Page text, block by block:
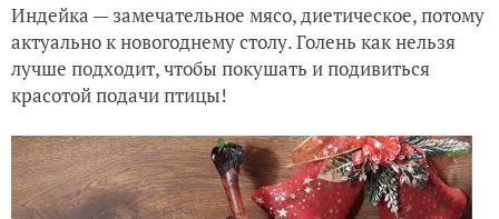
Индейка — замечательное мясо, диетическое, потому
актуально к новогоднему столу. Голень как нельзя
лучше подходит, чтобы покушать и подивиться
красотой подачи птицы!